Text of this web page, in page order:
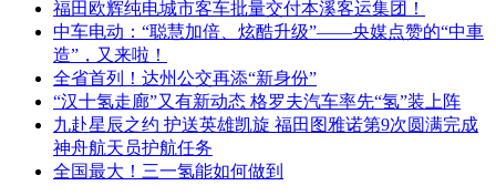
福田欧辉纯电城市客车批量交付本溪客运集团！
中车电动：“聪慧加倍、炫酷升级”——央媒点赞的“中車
造”，又来啦！
全省首列！达州公交再添“新身份”
“汉十氢走廊”又有新动态 格罗夫汽车率先“氢”装上阵
九赴星辰之约 护送英雄凯旋 福田图雅诺第9次圆满完成
神舟航天员护航任务
全国最大！三一氢能如何做到